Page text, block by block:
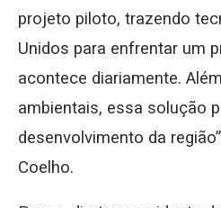
projeto piloto, trazendo
Unidos para enfrentar um
acontece diariamente.
ambientais, essa solução
desenvolvimento da
Coelho.